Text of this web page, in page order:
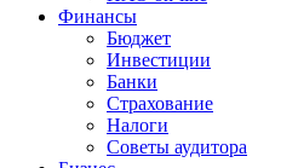
Финансы
Бюджет
Инвестиции
Банки
Страхование
Налоги
Советы аудитора